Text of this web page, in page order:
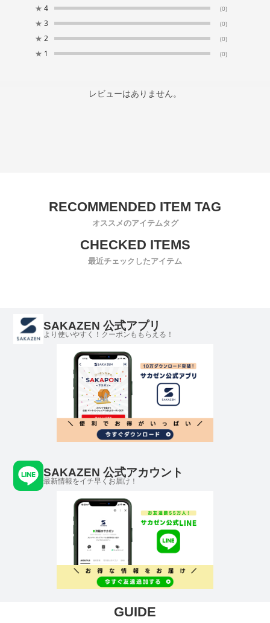
★ 4 (0)
★ 3 (0)
★ 2 (0)
★ 1 (0)
レビューはありません。
オススメのアイテムタグ
最近チェックしたアイテム
SAKAZEN 公式アプリ
より使いやすく！クーポンももらえる！
SAKAZEN 公式アカウント
最新情報をイチ早くお届け！